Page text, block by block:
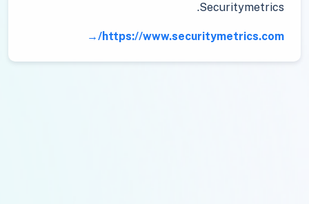
Securitymetrics.
https://www.securitymetrics.com/